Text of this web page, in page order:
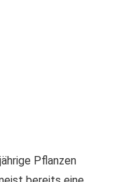
Pflanzen